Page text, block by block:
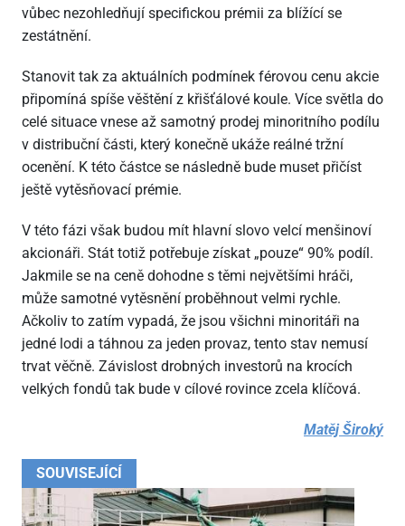
SOUVISEJÍCÍ
vůbec nezohledňují specifickou prémii za blížící se
zestátnění.
Stanovit tak za aktuálních podmínek férovou cenu akcie
připomíná spíše věštění z křišťálové koule. Více světla do
celé situace vnese až samotný prodej minoritního podílu
v distribuční části, který konečně ukáže reálné tržní
ocenění. K této částce se následně bude muset přičíst
ještě vytěsňovací prémie.
V této fázi však budou mít hlavní slovo velcí menšinoví
akcionáři. Stát totiž potřebuje získat „pouze“ 90% podíl.
Jakmile se na ceně dohodne s těmi největšími hráči,
může samotné vytěsnění proběhnout velmi rychle.
Ačkoliv to zatím vypadá, že jsou všichni minoritáři na
jedné lodi a táhnou za jeden provaz, tento stav nemusí
trvat věčně. Závislost drobných investorů na krocích
velkých fondů tak bude v cílové rovince zcela klíčová.
Matěj Široký